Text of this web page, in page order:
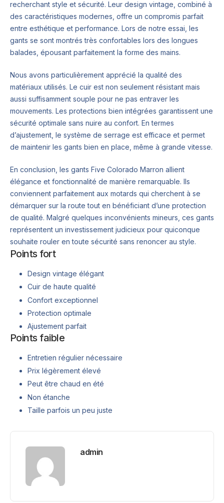
recherchant style et sécurité. Leur design vintage, combiné à
des caractéristiques modernes, offre un compromis parfait
entre esthétique et performance. Lors de notre essai, les
gants se sont montrés très confortables lors des longues
balades, épousant parfaitement la forme des mains.
Nous avons particulièrement apprécié la qualité des
matériaux utilisés. Le cuir est non seulement résistant mais
aussi suffisamment souple pour ne pas entraver les
mouvements. Les protections bien intégrées garantissent une
sécurité optimale sans nuire au confort. En termes
d’ajustement, le système de serrage est efficace et permet
de maintenir les gants bien en place, même à grande vitesse.
En conclusion, les gants Five Colorado Marron allient
élégance et fonctionnalité de manière remarquable. Ils
conviennent parfaitement aux motards qui cherchent à se
démarquer sur la route tout en bénéficiant d’une protection
de qualité. Malgré quelques inconvénients mineurs, ces gants
représentent un investissement judicieux pour quiconque
souhaite rouler en toute sécurité sans renoncer au style.
Points fort
Design vintage élégant
Cuir de haute qualité
Confort exceptionnel
Protection optimale
Ajustement parfait
Points faible
Entretien régulier nécessaire
Prix légèrement élevé
Peut être chaud en été
Non étanche
Taille parfois un peu juste
admin